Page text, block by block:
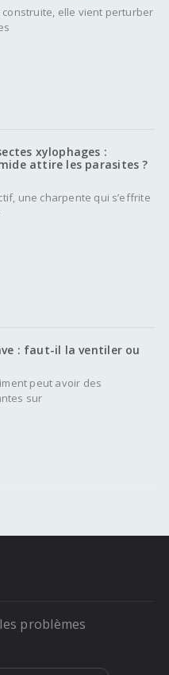
construite, elle vient perturber
xylophages :
attire les parasites ?
une charpente qui s’effrite
: faut-il la ventiler ou
peut avoir des
sur
problèmes